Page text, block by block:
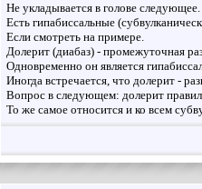
Не укладывается в голове следующее.
Есть гипабиссальные
Если смотреть на примере.
Долерит (диабаз) - промежуточная
Одновременно он является
Иногда встречается, что долерит -
Вопрос в следующем: долерит
То же самое относится и ко всем